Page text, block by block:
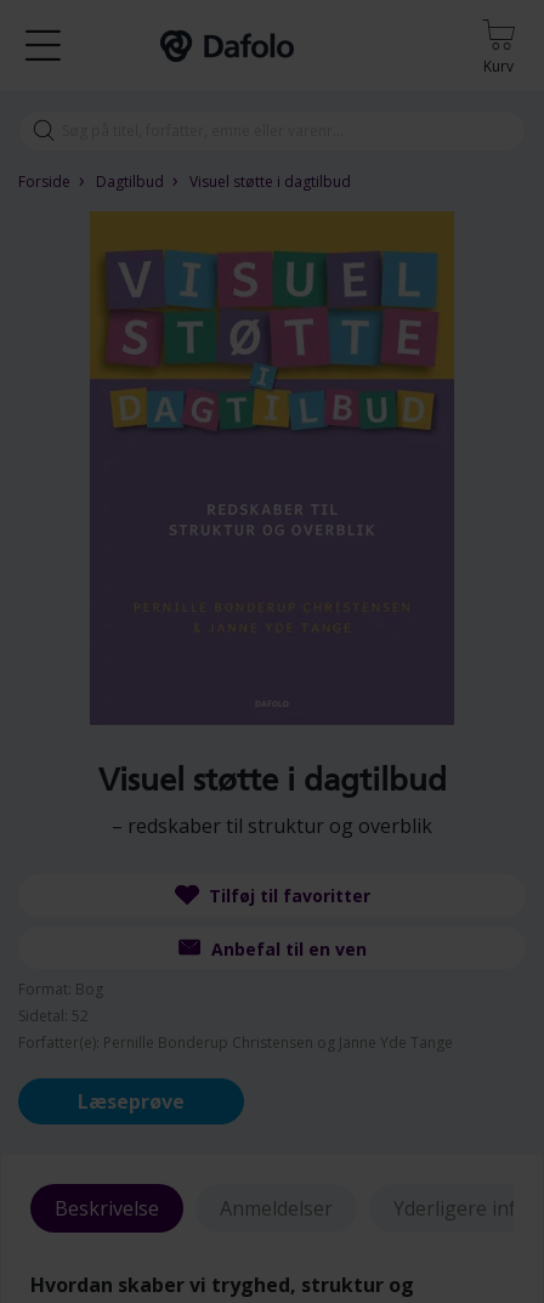
Kurv
Forside › Dagtilbud › Visuel støtte i dagtilbud
Visuel støtte i dagtilbud
– redskaber til struktur og overblik
Tilføj til favoritter
Anbefal til en ven
Format: Bog
Sidetal: 52
Forfatter(e): Pernille Bonderup Christensen og Janne Yde Tange
Læseprøve
Beskrivelse Anmeldelser Yderligere info
Hvordan skaber vi tryghed, struktur og